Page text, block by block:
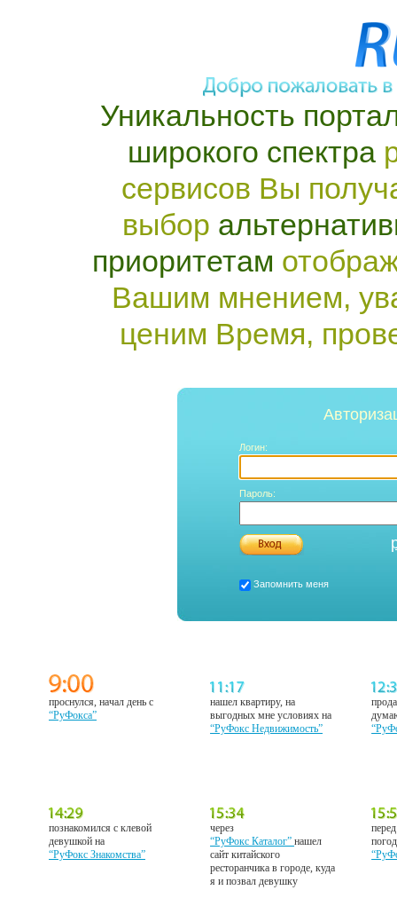
Уникальность
широкого спектра
сервисов Вы
выбор
приоритетам
Вашим мнением,
ценим Время,
Логин:
Пароль:
Запомнить меня
проснулся, начал день с
“РуФокса”
нашел квартиру, на
выгодных мне условиях на
“РуФокс Недвижимость”
познакомился с клевой
девушкой на
“РуФокс Знакомства”
через
“РуФокс Каталог”нашел
сайт китайского
ресторанчика в городе, куда
я и позвал девушку